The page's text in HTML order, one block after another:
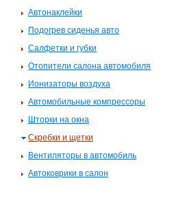
Автонаклейки
Подогрев сиденья авто
Салфетки и губки
Отопители салона автомобиля
Ионизаторы воздуха
Автомобильные компрессоры
Шторки на окна
Скребки и щетки
Вентиляторы в автомобиль
Автоковрики в салон